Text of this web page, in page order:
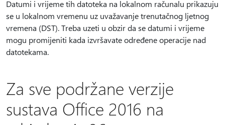
Datumi i vrijeme tih datoteka na lokalnom računalu prikazuju
se u lokalnom vremenu uz uvažavanje trenutačnog ljetnog
vremena (DST). Treba uzeti u obzir da se datumi i vrijeme
mogu promijeniti kada izvršavate određene operacije nad
datotekama.
Za sve podržane verzije
sustava Office 2016 na